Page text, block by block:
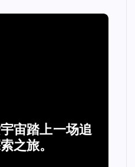
宙踏上一场追
之旅。